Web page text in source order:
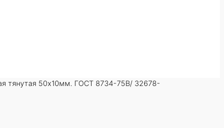
тянутая 50х10мм. ГОСТ 8734-75В/ 32678-